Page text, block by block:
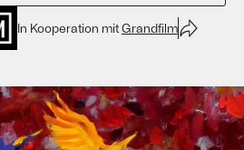
In Kooperation mitGrandfilm